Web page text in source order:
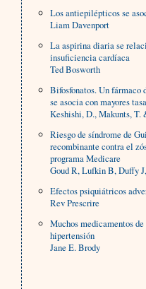
Los antiepilépticos se
Liam Davenport
La aspirina diaria se
insuficiencia cardíaca
Ted Bosworth
Bifosfonatos. Un fármaco
se asocia con mayores
Keshishi, D., Makunts, T.
Riesgo de síndrome de
recombinante contra el
programa Medicare
Goud R, Lufkin B, Duffy
Efectos psiquiátricos
Rev Prescrire
Muchos medicamentos
hipertensión
Jane E. Brody